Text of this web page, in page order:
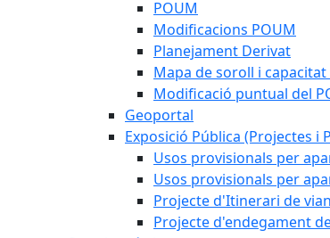
POUM
Modificacions POUM
Planejament Derivat
Mapa de soroll i capacitat
Modificació puntual del
Geoportal
Exposició Pública (Projectes i
Usos provisionals per
Usos provisionals per
Projecte d'Itinerari de
Projecte d'endegament